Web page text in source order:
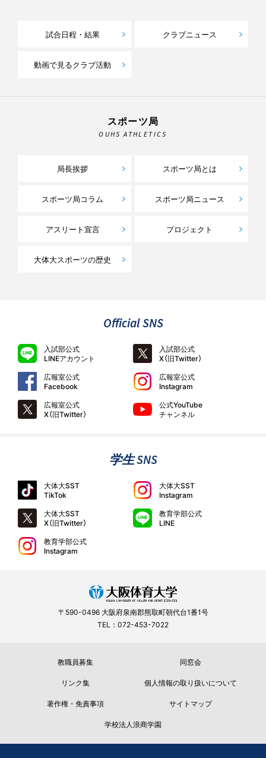
試合日程・結果 クラブニュース
動画で見るクラブ活動
スポーツ局
OUHS ATHLETICS
局長挨拶 スポーツ局とは
スポーツ局コラム スポーツ局ニュース
アスリート宣言 プロジェクト
大体大スポーツの歴史
Official SNS
入試部公式
LINEアカウント
入試部公式
X（旧Twitter）
広報室公式
Facebook
広報室公式
Instagram
広報室公式
X（旧Twitter）
公式YouTube
チャンネル
学生 SNS
大体大SST
TikTok
大体大SST
Instagram
大体大SST
X（旧Twitter）
教育学部公式
LINE
教育学部公式
Instagram
〒590-0496 大阪府泉南郡熊取町朝代台1番1号
TEL：072-453-7022
教職員募集
同窓会
リンク集
個人情報の取り扱いについて
著作権・免責事項
サイトマップ
学校法人浪商学園